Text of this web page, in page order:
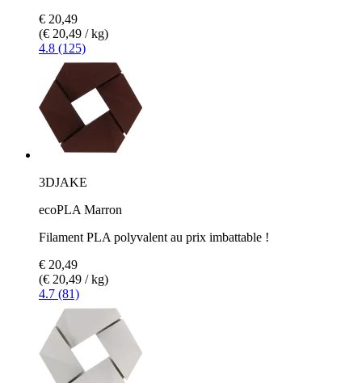
€ 20,49
(€ 20,49 / kg)
4.8 (125)
3DJAKE
ecoPLA Marron
Filament PLA polyvalent au prix imbattable !
€ 20,49
(€ 20,49 / kg)
4.7 (81)